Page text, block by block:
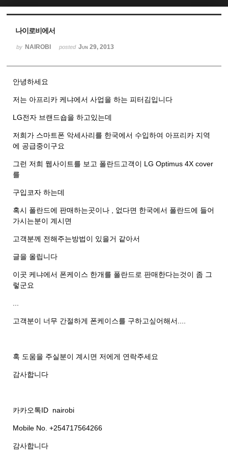
나이로비에서
by NAIROBI posted Jun 29, 2013
안녕하세요
저는 아프리카 케냐에서 사업을 하는 피터김입니다
LG전자 브랜드숍을 하고있는데
저희가 스마트폰 악세사리를 한국에서 수입하여 아프리카 지역
에 공급중이구요
그런 저희 웹사이트를 보고 폴란드고객이 LG Optimus 4X cover
를
구입코자 하는데
혹시 폴란드에 판매하는곳이나 , 없다면 한국에서 폴란드에 들어
가시는분이 계시면
고객분께 전해주는방법이 있을거 같아서
글을 올립니다
이곳 케냐에서 폰케이스 한개를 폴란드로 판매한다는것이 좀 그
렇군요
고객분이 너무 간절하게 폰케이스를 구하고싶어해서....
혹 도움을 주실분이 계시면 저에게 연락주세요
감사합니다
카카오톡ID nairobi
Mobile No. +254717564266
감사합니다
Sketchbook5, 스케치북5